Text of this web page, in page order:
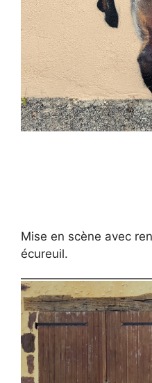
Mise en scène avec
écureuil.